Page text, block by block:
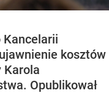
Kancelarii
kosztów
Karola
Opublikował